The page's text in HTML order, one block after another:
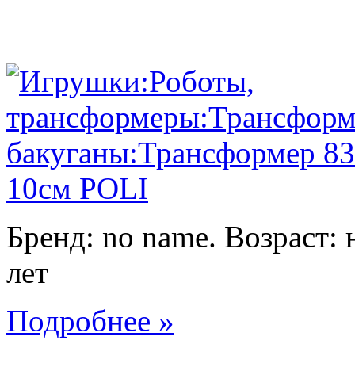
Бренд: no name. Возраст:
лет
Подробнее »